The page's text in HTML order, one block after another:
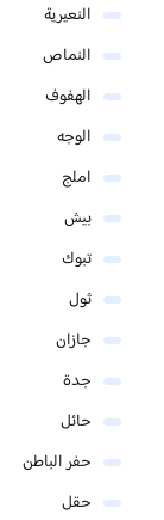
النعيرية
النماص
الهفوف
الوجه
املج
بيش
تبوك
ثول
جازان
جدة
حائل
حفر الباطن
حقل